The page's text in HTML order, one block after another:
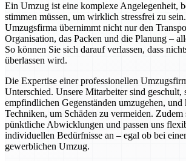
Ein Umzug ist eine komplexe Angelegenheit,
stimmen müssen, um wirklich stressfrei zu
Umzugsfirma übernimmt nicht nur den
Organisation, das Packen und die Planung –
So können Sie sich darauf verlassen, dass
überlassen wird.
Die Expertise einer professionellen
Unterschied. Unsere Mitarbeiter sind geschult,
empfindlichen Gegenständen umzugehen,
Techniken, um Schäden zu vermeiden.
pünktliche Abwicklungen und passen uns
individuellen Bedürfnisse an – egal ob bei
gewerblichen Umzug.